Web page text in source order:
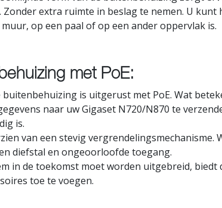
extra ruimte in beslag te nemen. U
op een paal of op een ander oppervlak is.
met PoE:
buitenbehuizing is uitgerust met PoE. Wat
naar uw Gigaset N720/N870 te
is.
van een stevig vergrendelingsmechanisme.
diefstal en ongeoorloofde toegang.
in de toekomst moet worden uitgebreid,
toe te voegen.